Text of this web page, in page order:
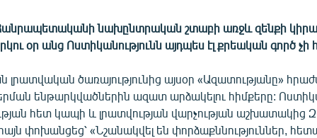
նախընտրական շտաբի առջև զենքի
օր անց Ոստիկանությունն այդպես էլ քրեական գործ չի
լրատվական ծառայությունից այսօր «Ազատությանը»
ենթարկվածներին ազատ արձակելու հիմքերը:
հետ կապի և լրատվության վարչության աշխատակից
փոխանցեց՝ «Նշանակվել են փորձաքննություններ,